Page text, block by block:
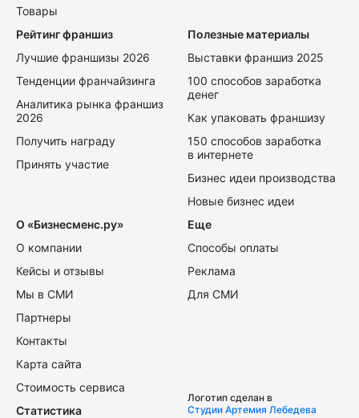
Товары
Рейтинг франшиз
Лучшие франшизы 2026
Тенденции франчайзинга
Аналитика рынка франшиз
2026
Получить награду
Принять участие
Полезные материалы
Выставки франшиз 2025
100 способов заработка
денег
Как упаковать франшизу
150 способов заработка
в интернете
Бизнес идеи производства
Новые бизнес идеи
О «Бизнесменс.ру»
О компании
Кейсы и отзывы
Мы в СМИ
Партнеры
Контакты
Карта сайта
Стоимость сервиса
Еще
Способы оплаты
Реклама
Для СМИ
Статистика
Логотип сделан в
Студии Артемия Лебедева